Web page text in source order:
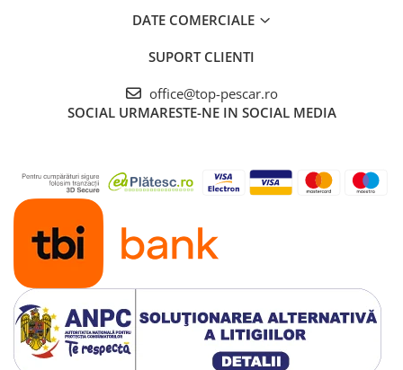
DATE COMERCIALE
SUPORT CLIENTI
office@top-pescar.ro
SOCIAL URMARESTE-NE IN SOCIAL MEDIA